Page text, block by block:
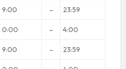
9:00 – 23:59
0:00 – 4:00
9:00 – 23:59